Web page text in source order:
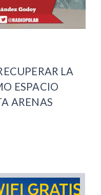
LA
ESPACIO
ARENAS